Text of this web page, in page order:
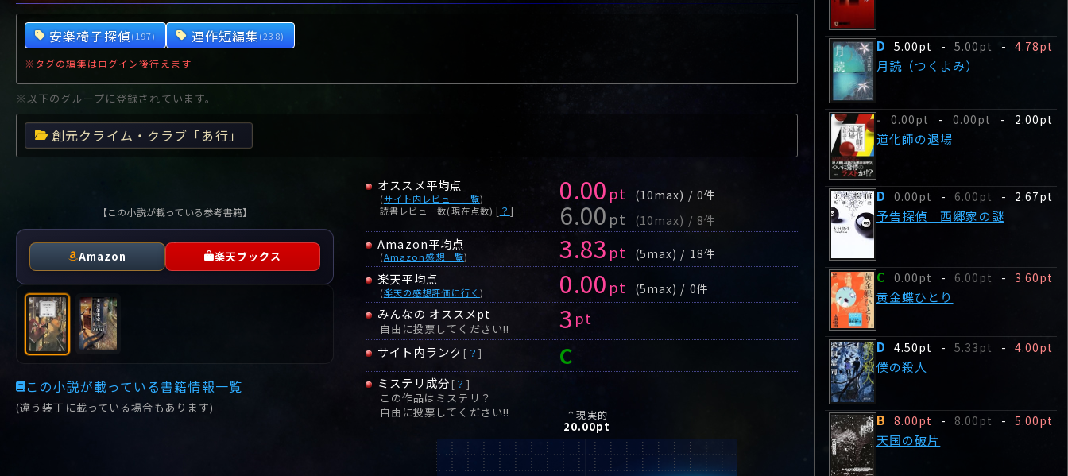
安楽椅子探偵(197) 連作短編集(238)
※タグの編集はログイン後行えます
※以下のグループに登録されています。
創元クライム・クラブ「あ行」
【この小説が載っている参考書籍】
Amazon 楽天ブックス
この小説が載っている書籍情報一覧
(違う装丁に載っている場合もあります)
オススメ平均点
(サイト内レビュー一覧)
読書レビュー数(現在点数) [ ？ ]
0.00 pt (10max) / 0件
6.00 pt (10max) / 8件
Amazon平均点
(Amazon感想一覧) 3.83 pt (5max) / 18件
楽天平均点
(楽天の感想評価に行く ) 0.00 pt (5max) / 0件
みんなの オススメpt
自由に投票してください!! 3 pt
サイト内ランク [ ？ ] C
ミステリ成分 [ ？ ]
この作品はミステリ？
自由に投票してください!!
↑現実的
20.00pt
D 5.00pt - 5.00pt - 4.78pt
月読（つくよみ）
- 0.00pt - 0.00pt - 2.00pt
道化師の退場
D 0.00pt - 6.00pt - 2.67pt
予告探偵 西郷家の謎
C 0.00pt - 6.00pt - 3.60pt
黄金蝶ひとり
D 4.50pt - 5.33pt - 4.00pt
僕の殺人
B 8.00pt - 8.00pt - 5.00pt
天国の破片